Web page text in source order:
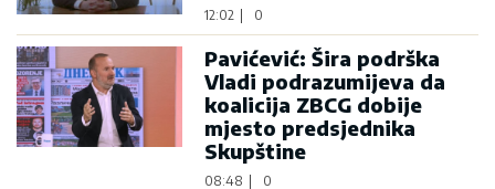
12:02 0
Pavićević: Šira podrška
Vladi podrazumijeva da
koalicija ZBCG dobije
mjesto predsjednika
Skupštine
08:48 0